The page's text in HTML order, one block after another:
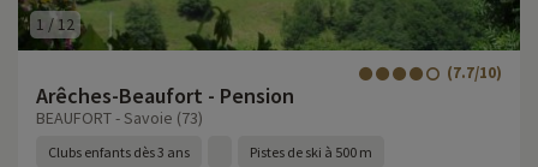
1 / 12
Arêches-Beaufort - Pension
(7.7/10)
BEAUFORT - Savoie (73)
Clubs enfants dès 3 ans Pistes de ski à 500 m